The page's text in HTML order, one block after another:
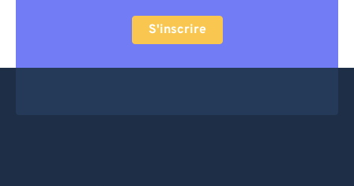
S'inscrire